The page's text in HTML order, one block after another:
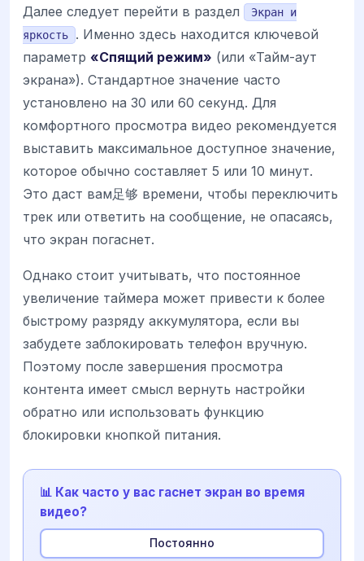
Далее следует перейти в раздел
Экран и
яркость
. Именно здесь находится ключевой
параметр «Спящий режим» (или «Тайм-аут
экрана»). Стандартное значение часто
установлено на 30 или 60 секунд. Для
комфортного просмотра видео рекомендуется
выставить максимальное доступное значение,
которое обычно составляет 5 или 10 минут.
Это даст вам足够 времени, чтобы переключить
трек или ответить на сообщение, не опасаясь,
что экран погаснет.
Однако стоит учитывать, что постоянное
увеличение таймера может привести к более
быстрому разряду аккумулятора, если вы
забудете заблокировать телефон вручную.
Поэтому после завершения просмотра
контента имеет смысл вернуть настройки
обратно или использовать функцию
блокировки кнопкой питания.
📊 Как часто у вас гаснет экран во время
видео?
Постоянно